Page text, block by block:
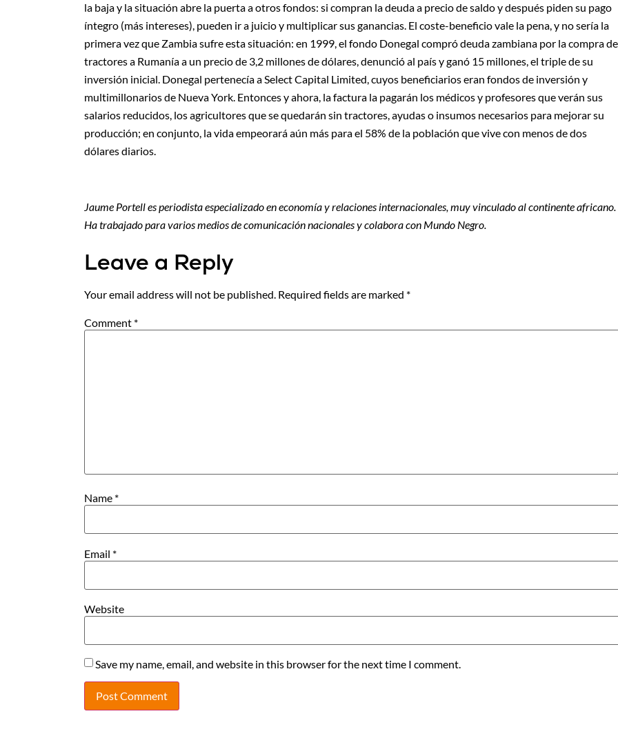
la baja y la situación abre la puerta a otros fondos: si compran la deuda a precio de saldo y después piden su pago
íntegro (más intereses), pueden ir a juicio y multiplicar sus ganancias. El coste-beneficio vale la pena, y no sería la
primera vez que Zambia sufre esta situación: en 1999, el fondo Donegal compró deuda zambiana por la compra de
tractores a Rumanía a un precio de 3,2 millones de dólares, denunció al país y ganó 15 millones, el triple de su
inversión inicial. Donegal pertenecía a Select Capital Limited, cuyos beneficiarios eran fondos de inversión y
multimillonarios de Nueva York. Entonces y ahora, la factura la pagarán los médicos y profesores que verán sus
salarios reducidos, los agricultores que se quedarán sin tractores, ayudas o insumos necesarios para mejorar su
producción; en conjunto, la vida empeorará aún más para el 58% de la población que vive con menos de dos
dólares diarios.
Jaume Portell es periodista especializado en economía y relaciones internacionales, muy vinculado al continente africano.
Ha trabajado para varios medios de comunicación nacionales y colabora con Mundo Negro.
Leave a Reply
Your email address will not be published. Required fields are marked *
Comment *
Name *
Email *
Website
Save my name, email, and website in this browser for the next time I comment.